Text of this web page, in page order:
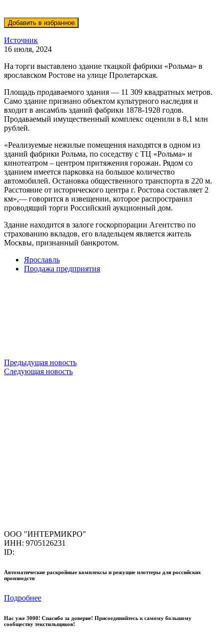
Источник
16 июля, 2024
На торги выставлено здание ткацкой фабрики «Рольма» в
ярославском Ростове на улице Пролетарская.
Площадь продаваемого здания — 11 309 квадратных метров.
Само здание признано объектом культурного наследия и
входит в ансамбль зданий фабрики 1878-1928 годов.
Продаваемый имущественный комплекс оценили в 8,1 млн
рублей.
«Реализуемые нежилые помещения находятся в одном из
зданий фабрики Рольма, по соседству с ТЦ «Рольма» и
кинотеатром – центром притяжения горожан. Рядом со
зданием имеется парковка на большое количество
автомобилей. Остановка общественного транспорта в 220 м.
Расстояние от исторического центра г. Ростова составляет 2
км»,— говорится в извещении, которое распространил
проводящий торги Российский аукционный дом.
Здание находится в залоге госкорпорации Агентство по
страхованию вкладов, его владельцем является житель
Москвы, признанный банкротом.
Ярославль
Продажа предприятия
Предыдущая новость
Следующая новость
ООО "ИНТЕРМИКРО"
ИНН: 9705126231
ID:
Автоматические раскройные комплексы и режущие плоттеры для российских
производств
Подробнее
Нас уже 3000! Спасибо за доверие! Присоединяйтесь к самому большому
сообществу текстильщиков!